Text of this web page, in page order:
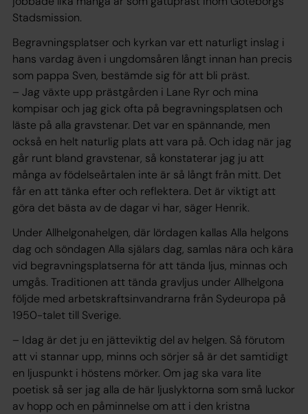
Stadsmission.
Begravningsplatser och kyrkan var ett naturligt inslag i
hans vardag även i ungdomsåren långt innan han precis
som pappa Sven, bestämde sig för att bli präst.
– Jag växte upp prästgården i Lane Ryr och mina
kompisar och jag gick ofta på begravningsplatsen och
läste på alla gravstenar. Det var en spännande, men
också en helt naturlig plats att vara på. Och idag när jag
går runt bland gravstenar, så konstaterar jag ju att
många av födelseårtalen inte är så långt från mitt. Det
får en att tänka efter och reflektera. Det är viktigt att
göra det bästa av de dagar vi har, säger Henrik.
Under Allhelgonahelgen, där lördagen kallas Alla helgons
dag och söndagen Alla själars dag, samlas nära och kära
vid begravningsplatserna för att tända ljus, minnas och
umgås. Traditionen att tända gravljus under Allhelgona
följde med arbetskraftsinvandrarna från Sydeuropa på
1950-talet till Sverige.
– Idag är det ju en jätteviktig del av helgen. Så förutom
att vi stannar upp, minns och sörjer så är det samtidigt
en ljuspunkt i höstens mörker. Om jag ska vara lite
poetisk så ser jag alla de här ljuslyktorna som små luckor
av hopp och en påminnelse om att i den kristna